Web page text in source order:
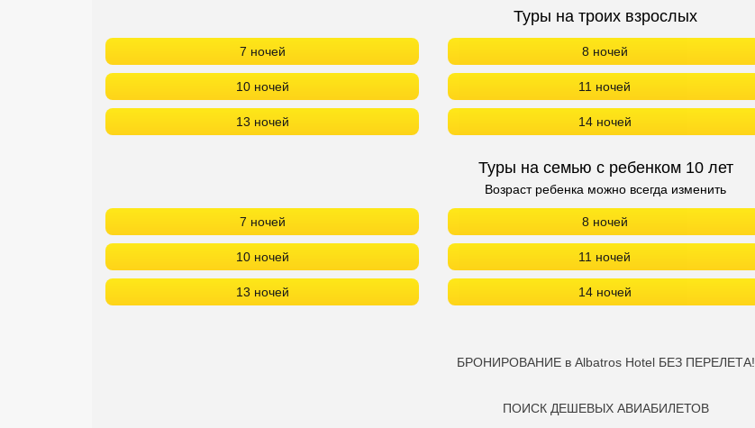
Туры на троих взрослых
7 ночей 8 ночей
10 ночей 11 ночей
13 ночей 14 ночей
Туры на семью с ребенком 10 лет
Возраст ребенка можно всегда изменить
7 ночей 8 ночей
10 ночей 11 ночей
13 ночей 14 ночей
БРОНИРОВАНИЕ в Albatros Hotel БЕЗ ПЕРЕЛЕТА!
ПОИСК ДЕШЕВЫХ АВИАБИЛЕТОВ